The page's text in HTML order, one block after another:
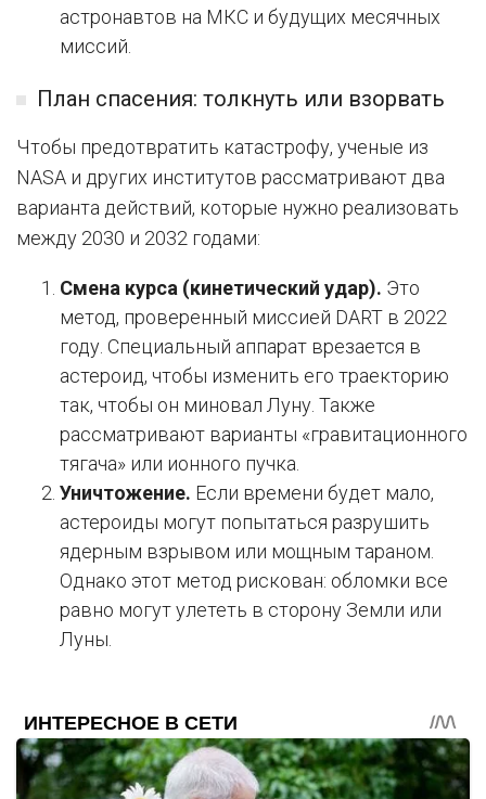
астронавтов на МКС и будущих месячных
миссий.
План спасения: толкнуть или взорвать
Чтобы предотвратить катастрофу, ученые из
NASA и других институтов рассматривают два
варианта действий, которые нужно реализовать
между 2030 и 2032 годами:
Смена курса (кинетический удар). Это
метод, проверенный миссией DART в 2022
году. Специальный аппарат врезается в
астероид, чтобы изменить его траекторию
так, чтобы он миновал Луну. Также
рассматривают варианты «гравитационного
тягача» или ионного пучка.
Уничтожение. Если времени будет мало,
астероиды могут попытаться разрушить
ядерным взрывом или мощным тараном.
Однако этот метод рискован: обломки все
равно могут улететь в сторону Земли или
Луны.